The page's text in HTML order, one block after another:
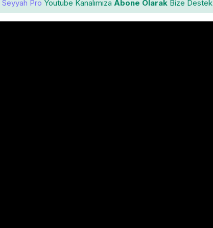
Seyyah Pro Youtube Kanalımıza Abone Olarak Bize Destek